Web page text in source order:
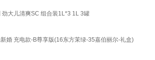
大儿清爽SC 组合装1L*3 1L 3罐
婚 充电款-B尊享版(16东方茉绿-35嘉伯丽尔-礼盒)